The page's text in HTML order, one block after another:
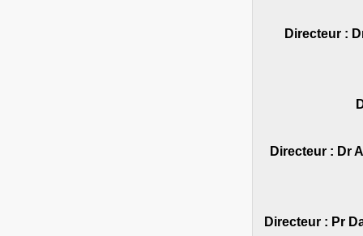
‐ Directeur
‐ Directeur :
‐ Directeur : Pr